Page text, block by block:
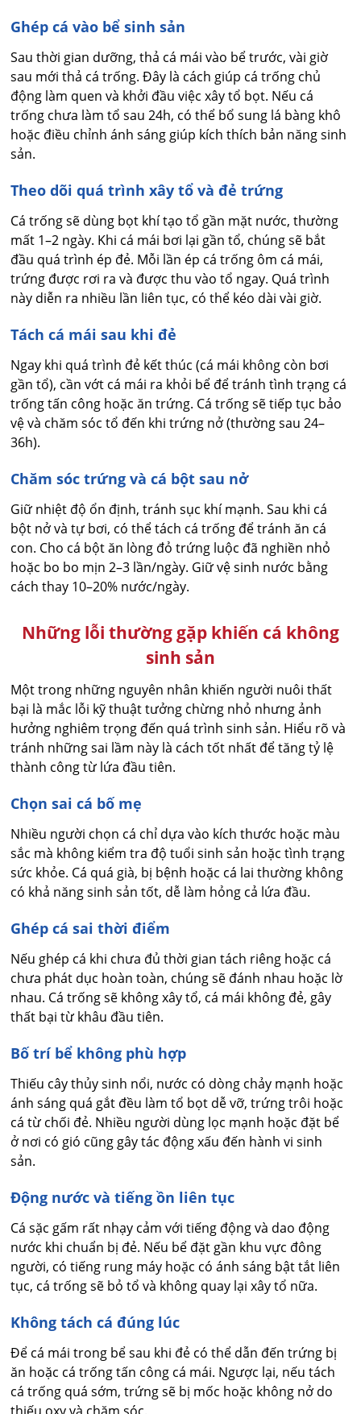
Ghép cá vào bể sinh sản
Sau thời gian dưỡng, thả cá mái vào bể trước, vài giờ
sau mới thả cá trống. Đây là cách giúp cá trống chủ
động làm quen và khởi đầu việc xây tổ bọt. Nếu cá
trống chưa làm tổ sau 24h, có thể bổ sung lá bàng khô
hoặc điều chỉnh ánh sáng giúp kích thích bản năng sinh
sản.
Theo dõi quá trình xây tổ và đẻ trứng
Cá trống sẽ dùng bọt khí tạo tổ gần mặt nước, thường
mất 1–2 ngày. Khi cá mái bơi lại gần tổ, chúng sẽ bắt
đầu quá trình ép đẻ. Mỗi lần ép cá trống ôm cá mái,
trứng được rơi ra và được thu vào tổ ngay. Quá trình
này diễn ra nhiều lần liên tục, có thể kéo dài vài giờ.
Tách cá mái sau khi đẻ
Ngay khi quá trình đẻ kết thúc (cá mái không còn bơi
gần tổ), cần vớt cá mái ra khỏi bể để tránh tình trạng cá
trống tấn công hoặc ăn trứng. Cá trống sẽ tiếp tục bảo
vệ và chăm sóc tổ đến khi trứng nở (thường sau 24–
36h).
Chăm sóc trứng và cá bột sau nở
Giữ nhiệt độ ổn định, tránh sục khí mạnh. Sau khi cá
bột nở và tự bơi, có thể tách cá trống để tránh ăn cá
con. Cho cá bột ăn lòng đỏ trứng luộc đã nghiền nhỏ
hoặc bo bo mịn 2–3 lần/ngày. Giữ vệ sinh nước bằng
cách thay 10–20% nước/ngày.
Những lỗi thường gặp khiến cá không
sinh sản
Một trong những nguyên nhân khiến người nuôi thất
bại là mắc lỗi kỹ thuật tưởng chừng nhỏ nhưng ảnh
hưởng nghiêm trọng đến quá trình sinh sản. Hiểu rõ và
tránh những sai lầm này là cách tốt nhất để tăng tỷ lệ
thành công từ lứa đầu tiên.
Chọn sai cá bố mẹ
Nhiều người chọn cá chỉ dựa vào kích thước hoặc màu
sắc mà không kiểm tra độ tuổi sinh sản hoặc tình trạng
sức khỏe. Cá quá già, bị bệnh hoặc cá lai thường không
có khả năng sinh sản tốt, dễ làm hỏng cả lứa đầu.
Ghép cá sai thời điểm
Nếu ghép cá khi chưa đủ thời gian tách riêng hoặc cá
chưa phát dục hoàn toàn, chúng sẽ đánh nhau hoặc lờ
nhau. Cá trống sẽ không xây tổ, cá mái không đẻ, gây
thất bại từ khâu đầu tiên.
Bố trí bể không phù hợp
Thiếu cây thủy sinh nổi, nước có dòng chảy mạnh hoặc
ánh sáng quá gắt đều làm tổ bọt dễ vỡ, trứng trôi hoặc
cá từ chối đẻ. Nhiều người dùng lọc mạnh hoặc đặt bể
ở nơi có gió cũng gây tác động xấu đến hành vi sinh
sản.
Động nước và tiếng ồn liên tục
Cá sặc gấm rất nhạy cảm với tiếng động và dao động
nước khi chuẩn bị đẻ. Nếu bể đặt gần khu vực đông
người, có tiếng rung máy hoặc có ánh sáng bật tắt liên
tục, cá trống sẽ bỏ tổ và không quay lại xây tổ nữa.
Không tách cá đúng lúc
Để cá mái trong bể sau khi đẻ có thể dẫn đến trứng bị
ăn hoặc cá trống tấn công cá mái. Ngược lại, nếu tách
cá trống quá sớm, trứng sẽ bị mốc hoặc không nở do
thiếu oxy và chăm sóc.